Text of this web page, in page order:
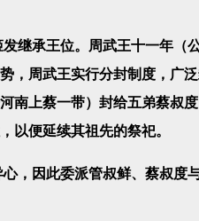
承王位。周武王十一年（
，周武王实行分封制度，广
南上蔡一带）封给五弟蔡叔
以便延续其祖先的祭祀。
因此委派管叔鲜、蔡叔度